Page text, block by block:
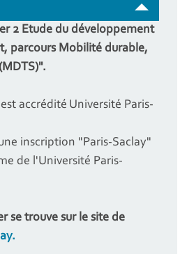
2 Etude du développement
parcours Mobilité durable,
accrédité Université Paris-
inscription "Paris-Saclay"
de l'Université Paris-
se trouve sur lesite de